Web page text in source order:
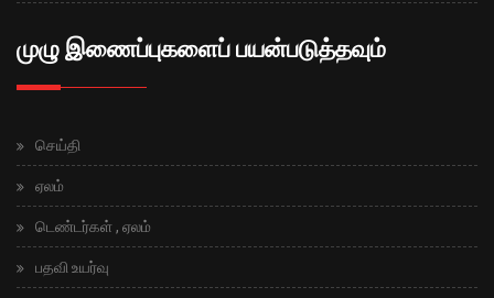
முழு இணைப்புகளைப் பயன்படுத்தவும்
செய்தி
ஏலம்
டெண்டர்கள் , ஏலம்
பதவி உயர்வு